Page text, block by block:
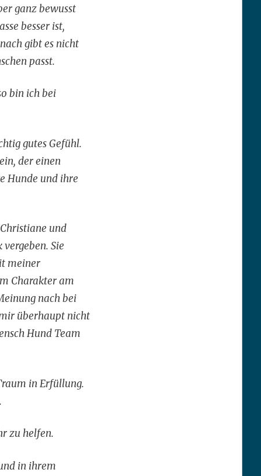
ganz bewusst
besser ist,
gibt es nicht
passt.
bin ich bei
gutes Gefühl.
der einen
Hunde und ihre
und
Sie
meiner
Charakter am
nach bei
überhaupt nicht
Hund Team
in Erfüllung.
zu helfen.
in ihrem